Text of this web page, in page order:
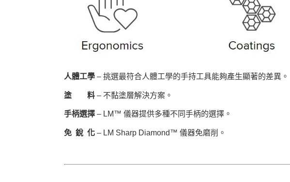
人體工學 – 挑選最符合人體工學的手持工具能夠產生顯著的差異。
塗 料 – 不黏塗層解決方案。
手柄選擇 – LM™ 儀器提供多種不同手柄的選擇。
免 銳 化 – LM Sharp Diamond™ 儀器免磨削。